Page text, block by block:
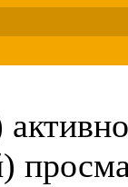
активно